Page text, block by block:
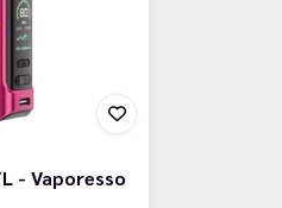
- Vaporesso